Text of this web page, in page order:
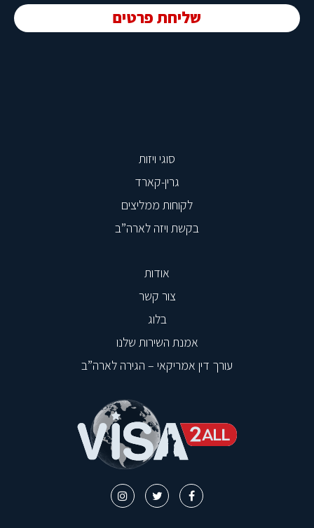
שליחת פרטים
סוגי ויזות
גרין-קארד
לקוחות ממליצים
בקשת ויזה לארה”ב
אודות
צור קשר
בלוג
אמנת השירות שלנו
עורך דין אמריקאי – הגירה לארה”ב